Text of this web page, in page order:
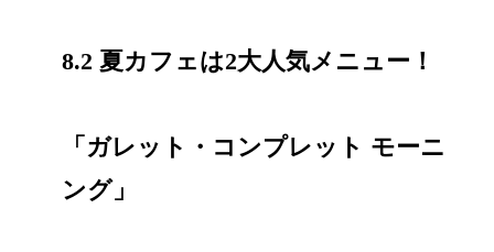
8.2 夏カフェは2大人気メニュー！
「ガレット・コンプレット モーニ
ング」